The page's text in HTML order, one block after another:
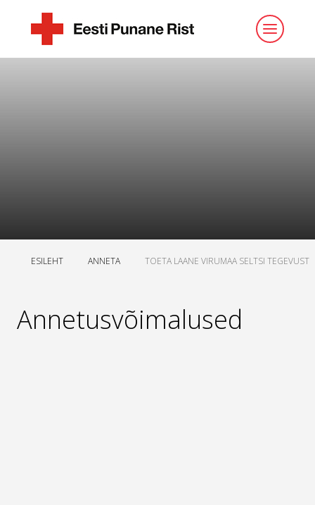
ESILEHT ANNETA TOETA LAANE VIRUMAA SELTSI TEGEVUST
Annetusvõimalused